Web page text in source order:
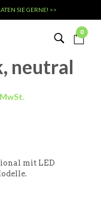
SIE GERNE! >>
0
neutral
mit LED